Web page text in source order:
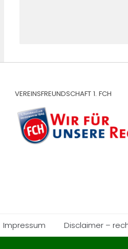
VEREINSFREUNDSCHAFT 1. FCH
Impressum Disclaimer –